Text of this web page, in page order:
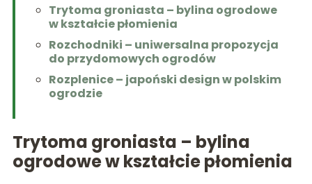
Trytoma groniasta – bylina ogrodowe
w kształcie płomienia
Rozchodniki – uniwersalna propozycja
do przydomowych ogrodów
Rozplenice – japoński design w polskim
ogrodzie
Trytoma groniasta – bylina
ogrodowe w kształcie płomienia